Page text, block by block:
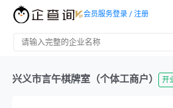
会员服务登录 / 注册
兴义市言午棋牌室（个体工商户） 开